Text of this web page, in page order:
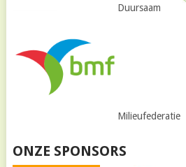
Duursaam
Milieufederatie
ONZE SPONSORS